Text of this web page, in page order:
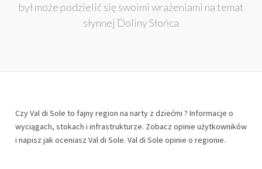
był może podzielić się swoimi wrażeniami na temat
słynnej Doliny Słońca
Czy Val di Sole to fajny region na narty z dziećmi ? Informacje o
wyciągach, stokach i infrastrukturze. Zobacz opinie użytkowników
i napisz jak oceniasz Val di Sole. Val di Sole opinie o regionie.